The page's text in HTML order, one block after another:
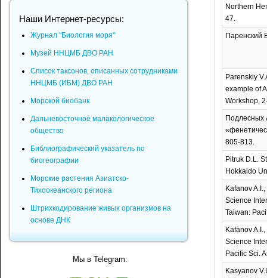
Northern
47.
Паренский
Parenskiy
example of
Workshop,
Подлесных
805-813.
Pitruk D.L.
Hokkaido
Kafanov
Science
Taiwan:
Kafanov
Science
Pacific Sci.
Kasyanov
Наши Интернет-ресурсы:
Журнал "Биология моря"
Музей ННЦМБ ДВО РАН
Список таксонов, описанных сотрудниками
ННЦМБ (ИБМ) ДВО РАН
Морской биобанк
Дальневосточное малакологическое
общество
Библиографический указатель по
биогеографии
Морские растения Азиатско-
Тихоокеанского региона
Штрихкодирование живых организмов на
основе ДНК
Мы в Telegram: